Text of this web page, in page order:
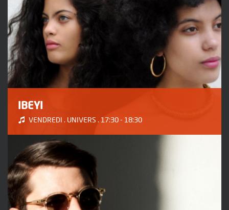
IBEYI
VENDREDI . UNIVERS . 17:30 - 18:30